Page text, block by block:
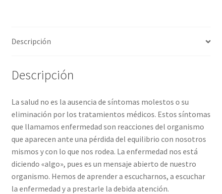
Descripción
Descripción
La salud no es la ausencia de síntomas molestos o su
eliminación por los tratamientos médicos. Estos síntomas
que llamamos enfermedad son reacciones del organismo
que aparecen ante una pérdida del equilibrio con nosotros
mismos y con lo que nos rodea. La enfermedad nos está
diciendo «algo», pues es un mensaje abierto de nuestro
organismo. Hemos de aprender a escucharnos, a escuchar
la enfermedad y a prestarle la debida atención.